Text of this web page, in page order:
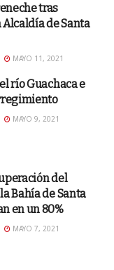
tras
de Santa
MAYO 11, 2021
río Guachaca e
MAYO 9, 2021
del
Bahía de Santa
en un 80%
MAYO 7, 2021